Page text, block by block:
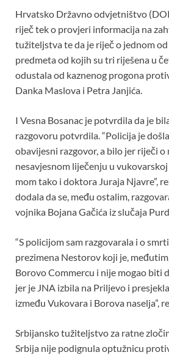
Hrvatsko Državno odvjetništvo
riječ tek o provjeri informacija na
tužiteljstva te da je riječ o jednom
predmeta od kojih su tri riješena u
odustala od kaznenog progona
Danka Maslova i Petra Janjića.
I Vesna Bosanac je potvrdila da je
razgovoru potvrdila. “Policija je
obavijesni razgovor, a bilo jer riječi o
nesavjesnom liječenju u
mom tako i doktora Juraja Njavre”,
dodala da se, među ostalim,
vojnika Bojana Gačića iz slučaja
“S policijom sam razgovarala i o
prezimena Nestorov koji je,
Borovo Commercu i nije mogao biti
jer je JNA izbila na Priljevo i
između Vukovara i Borova naselja”,
Srbijansko tužiteljstvo za ratne
Srbija nije podignula optužnicu